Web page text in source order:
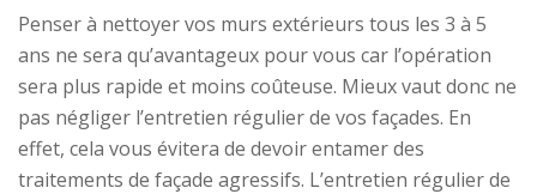
Penser à nettoyer vos murs extérieurs tous les 3 à 5
ans ne sera qu’avantageux pour vous car l’opération
sera plus rapide et moins coûteuse. Mieux vaut donc ne
pas négliger l’entretien régulier de vos façades. En
effet, cela vous évitera de devoir entamer des
traitements de façade agressifs. L’entretien régulier de